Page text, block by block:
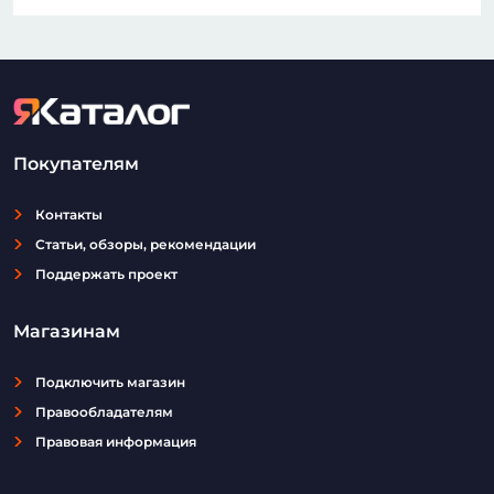
Покупателям
Контакты
Статьи, обзоры, рекомендации
Поддержать проект
Магазинам
Подключить магазин
Правообладателям
Правовая информация